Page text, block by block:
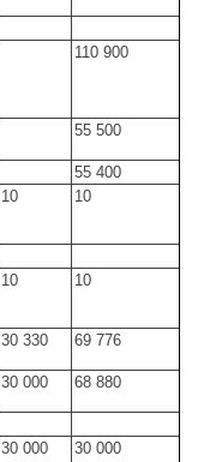
110 900
55 500
55 400
10 10
10 10
30 330 69 776
30 000 68 880
30 000 30 000